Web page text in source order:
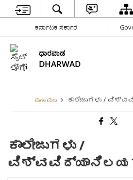
ಕರ್ನಾಟಕ ಸರ್ಕಾರ
ಧಾರವಾಡ
DHARWAD
ಮುಖಪುಟ ಕಾಲೇಜುಗಳು /
ಕಾಲೇಜುಗಳು /